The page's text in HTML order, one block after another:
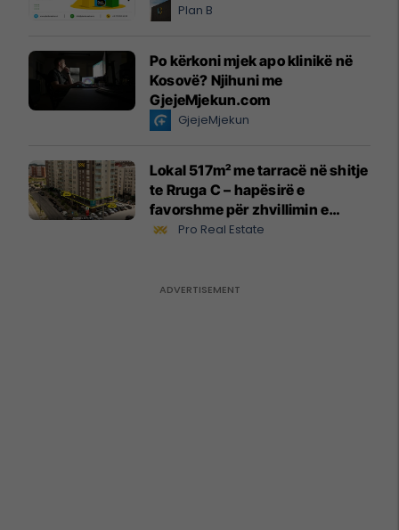
Plan B
Po kërkoni mjek apo klinikë në
Kosovë? Njihuni me
GjejeMjekun.com
GjejeMjekun
Lokal 517m² me tarracë në shitje
te Rruga C – hapësirë e
favorshme për zhvillimin e
biznesit #15796
Pro Real Estate